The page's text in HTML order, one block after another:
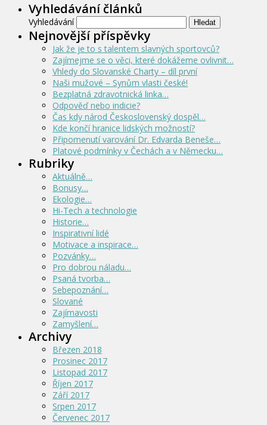
Vyhledávání článků
Vyhledávání
Nejnovější příspěvky
Jak že je to s talentem slavných sportovců?
Zajímejme se o věci, které dokážeme ovlivnit…
Vhledy do Slovanské Charty – díl první
Naši mužové – Synům vlasti české!
Bezplatná zdravotnická linka…
Odpověď nebo indicie?
Čas kdy národ Československý dospěl…
Kde končí hranice lidských možností?
Připomenutí varování Dr. Edvarda Beneše…
Platové podmínky v Čechách a v Německu…
Rubriky
Aktuálně…
Bonusy…
Ekologie…
Hi-Tech a technologie
Historie…
Inspirativní lidé
Motivace a inspirace…
Pozvánky…
Pro dobrou náladu…
Psaná tvorba…
Sebepoznání…
Slované
Zajímavosti
Zamyšlení…
Archivy
Březen 2018
Prosinec 2017
Listopad 2017
Říjen 2017
Září 2017
Srpen 2017
Červenec 2017